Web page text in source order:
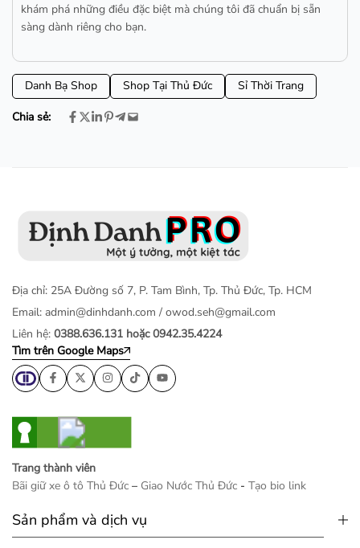
khám phá những điều đặc biệt mà chúng tôi đã chuẩn bị sẵn
sàng dành riêng cho bạn.
Danh Bạ Shop Shop Tại Thủ Đức Sỉ Thời Trang
Chia sẻ:
Địa chỉ: 25A Đường số 7, P. Tam Bình, Tp. Thủ Đức, Tp. HCM
Email: admin@dinhdanh.com / owod.seh@gmail.com
Liên hệ: 0388.636.131 hoặc 0942.35.4224
Tìm trên Google Maps
Trang thành viên
Bãi giữ xe ô tô Thủ Đức – Giao Nước Thủ Đức - Tạo bio link
Sản phẩm và dịch vụ